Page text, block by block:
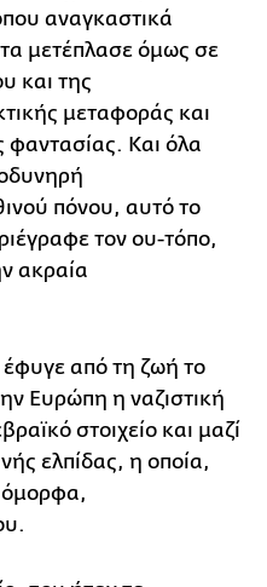
αναγκαστικά
μετέπλασε όμως σε
και της
μεταφοράς και
φαντασίας. Και όλα
πόνου, αυτό το
τον ου-τόπο,
ακραία
από τη ζωή το
Ευρώπη η ναζιστική
στοιχείο και μαζί
ελπίδας, η οποία,
όμορφα,